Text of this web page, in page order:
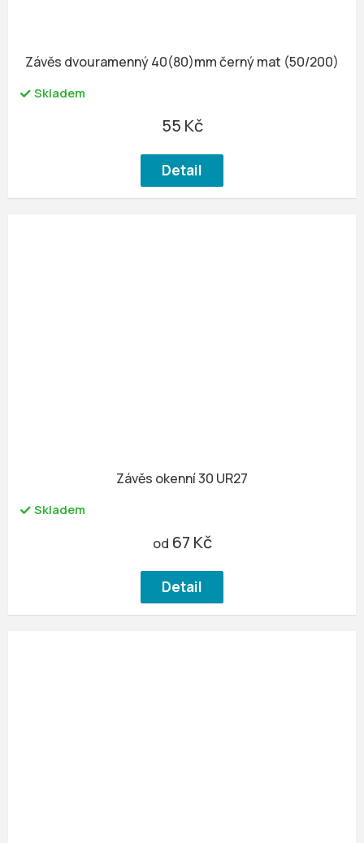
Závěs dvouramenný 40(80)mm černý mat (50/200)
Skladem
55 Kč
Detail
Závěs okenní 30 UR27
Skladem
od 67 Kč
Detail